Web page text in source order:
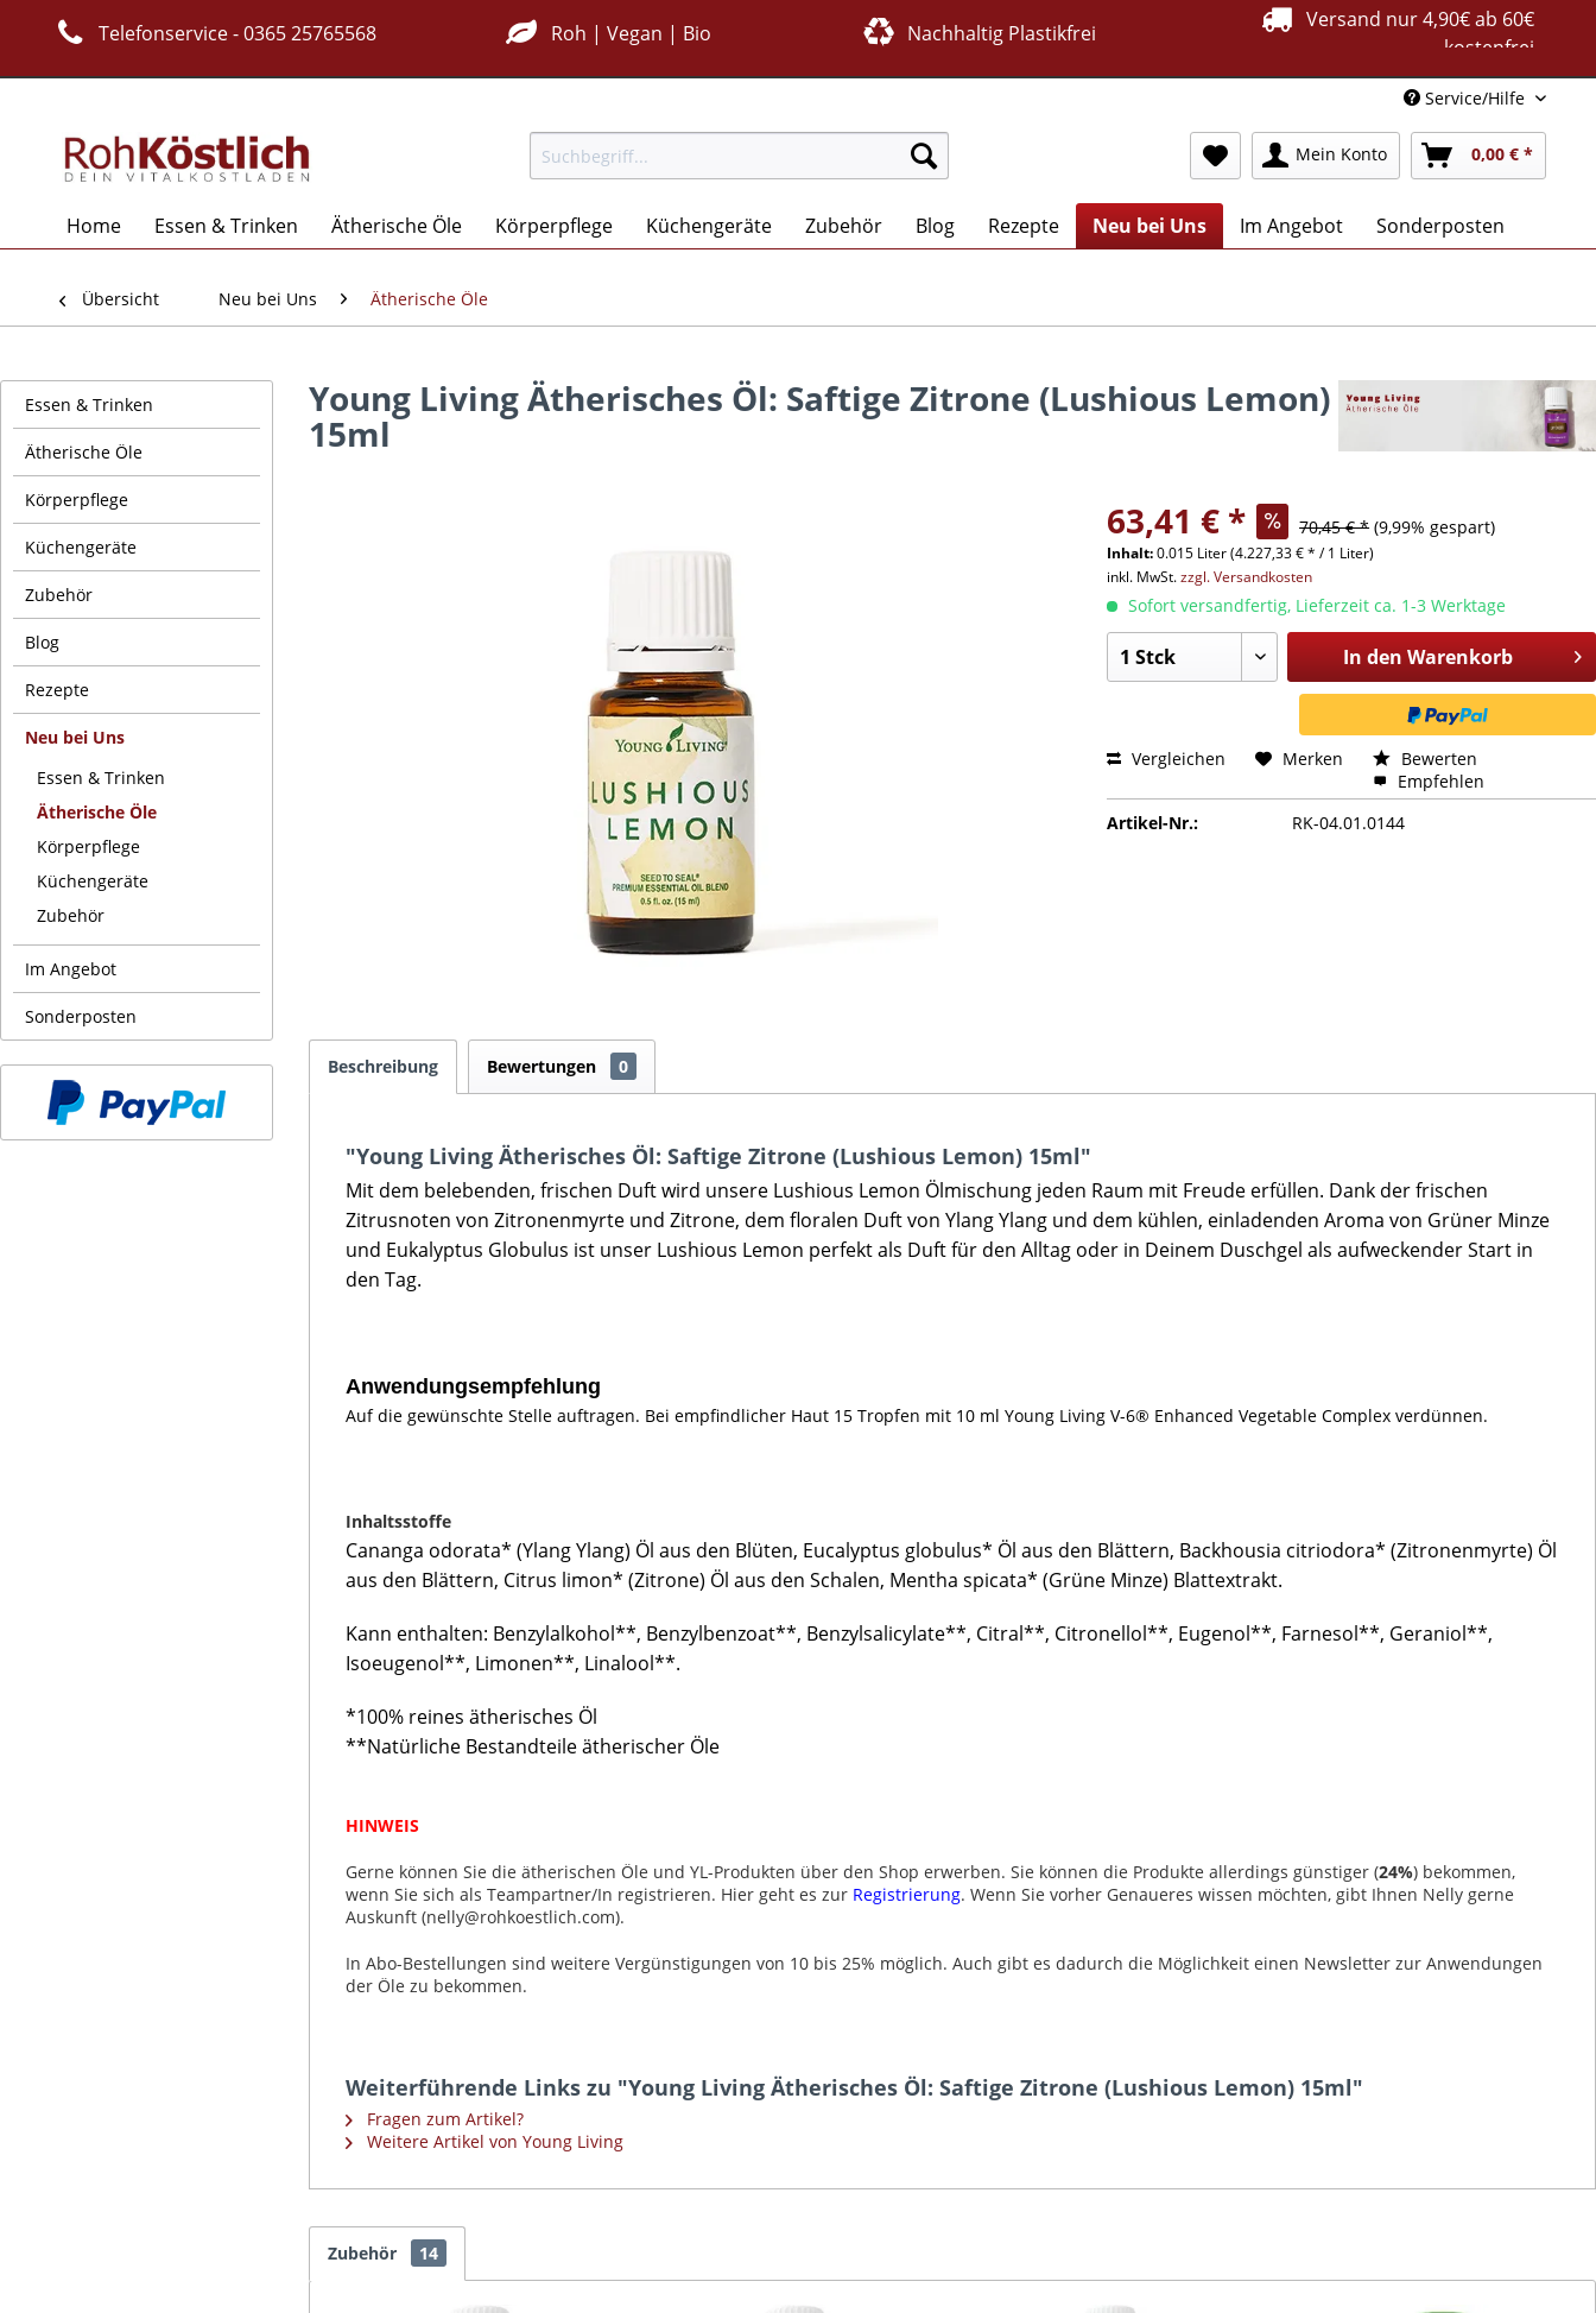
Telefonservice - 0365 25765568 Roh | Vegan | Bio Nachhaltig Plastikfrei
Versand nur 4,90€ ab 60€
kostenfrei
Service/Hilfe
Mein Konto 0,00 € *
Home Essen & Trinken Ätherische Öle Körperpflege Küchengeräte Zubehör Blog Rezepte Neu bei Uns Im Angebot Sonderposten
Übersicht Neu bei Uns Ätherische Öle
Essen & Trinken
Ätherische Öle
Körperpflege
Küchengeräte
Zubehör
Blog
Rezepte
Neu bei Uns
Essen & Trinken
Ätherische Öle
Körperpflege
Küchengeräte
Zubehör
Im Angebot
Sonderposten
Young Living Ätherisches Öl: Saftige Zitrone (Lushious Lemon)
15ml
63,41 € *
70,45 € * (9,99% gespart)
Inhalt:0.015 Liter (4.227,33 € * / 1 Liter)
inkl. MwSt.zzgl. Versandkosten
Sofort versandfertig, Lieferzeit ca. 1-3 Werktage
In den Warenkorb
Vergleichen Merken
Bewerten
Empfehlen
Artikel-Nr.:
RK-04.01.0144
Beschreibung Bewertungen 0
"Young Living Ätherisches Öl: Saftige Zitrone (Lushious Lemon) 15ml"
Mit dem belebenden, frischen Duft wird unsere Lushious Lemon Ölmischung jeden Raum mit Freude erfüllen. Dank der frischen
Zitrusnoten von Zitronenmyrte und Zitrone, dem floralen Duft von Ylang Ylang und dem kühlen, einladenden Aroma von Grüner Minze
und Eukalyptus Globulus ist unser Lushious Lemon perfekt als Duft für den Alltag oder in Deinem Duschgel als aufweckender Start in
den Tag.
Anwendungsempfehlung
Auf die gewünschte Stelle auftragen. Bei empfindlicher Haut 15 Tropfen mit 10 ml Young Living V-6® Enhanced Vegetable Complex verdünnen.
Inhaltsstoffe
Cananga odorata* (Ylang Ylang) Öl aus den Blüten, Eucalyptus globulus* Öl aus den Blättern, Backhousia citriodora* (Zitronenmyrte) Öl
aus den Blättern, Citrus limon* (Zitrone) Öl aus den Schalen, Mentha spicata* (Grüne Minze) Blattextrakt.
Kann enthalten: Benzylalkohol**, Benzylbenzoat**, Benzylsalicylate**, Citral**, Citronellol**, Eugenol**, Farnesol**, Geraniol**,
Isoeugenol**, Limonen**, Linalool**.
*100% reines ätherisches Öl
**Natürliche Bestandteile ätherischer Öle
HINWEIS
Gerne können Sie die ätherischen Öle und YL-Produkten über den Shop erwerben. Sie können die Produkte allerdings günstiger (24%) bekommen,
wenn Sie sich als Teampartner/In registrieren. Hier geht es zur Registrierung. Wenn Sie vorher Genaueres wissen möchten, gibt Ihnen Nelly gerne
Auskunft (nelly@rohkoestlich.com).
In Abo-Bestellungen sind weitere Vergünstigungen von 10 bis 25% möglich. Auch gibt es dadurch die Möglichkeit einen Newsletter zur Anwendungen
der Öle zu bekommen.
Weiterführende Links zu "Young Living Ätherisches Öl: Saftige Zitrone (Lushious Lemon) 15ml"
Fragen zum Artikel?
Weitere Artikel von Young Living
Zubehör 14